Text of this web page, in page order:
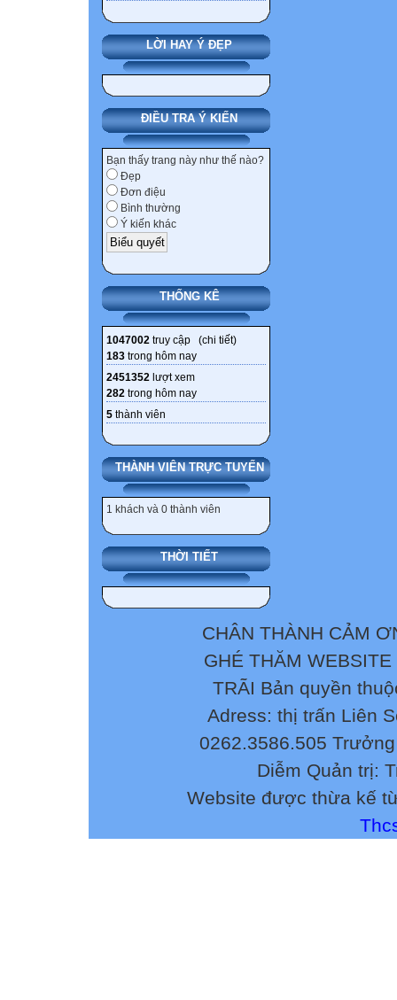
LỜI HAY Ý ĐẸP
ĐIỀU TRA Ý KIẾN
Bạn thấy trang này như thế nào?
Đẹp
Đơn điệu
Bình thường
Ý kiến khác
THỐNG KÊ
1047002 truy cập (chi tiết)
183 trong hôm nay
2451352 lượt xem
282 trong hôm nay
5 thành viên
THÀNH VIÊN TRỰC TUYẾN
1 khách và 0 thành viên
THỜI TIẾT
CHÂN THÀNH CẢM
GHÉ THĂM
TRÃI Bản quyền
Adress: thị trấn Liên
0262.3586.505
Diễm Quản trị:
Website được thừa kế